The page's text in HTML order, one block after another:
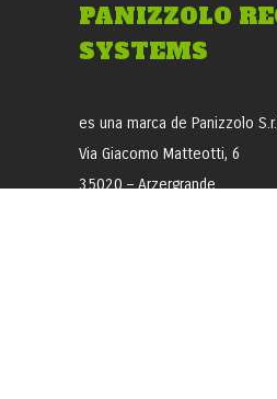
PANIZZOLO
SYSTEMS
es una marca de Panizzolo
Via Giacomo Matteotti, 6
35020 – Arzergrande